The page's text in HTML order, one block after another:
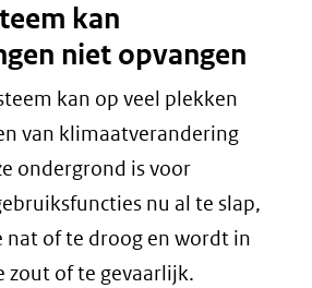
kan
niet opvangen
kan op veel plekken
van klimaatverandering
ondergrond is voor
nu al te slap,
nat of te droog en wordt in
zout of te gevaarlijk.